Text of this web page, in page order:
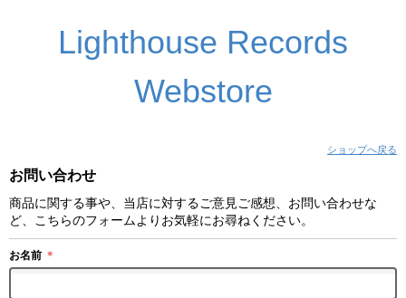
Lighthouse Records
Webstore
ショップへ戻る
お問い合わせ
商品に関する事や、当店に対するご意見ご感想、お問い合わせな
ど、こちらのフォームよりお気軽にお尋ねください。
お名前 ＊